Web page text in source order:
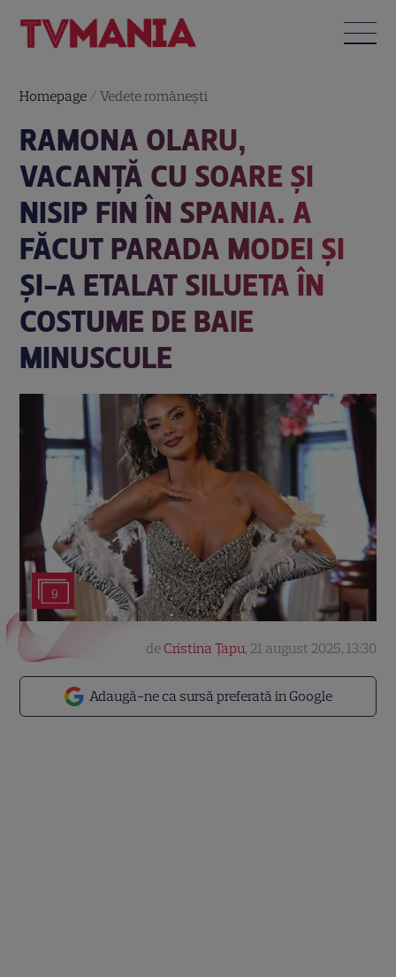
Homepage /Vedete româneşti
RAMONA OLARU,
VACANȚĂ CU SOARE ȘI
NISIP FIN ÎN SPANIA. A
FĂCUT PARADA MODEI ȘI
ȘI-A ETALAT SILUETA ÎN
COSTUME DE BAIE
MINUSCULE
9
Adaugă-ne ca sursă preferată în Google
de Cristina Țapu, 21 august 2025, 13:30